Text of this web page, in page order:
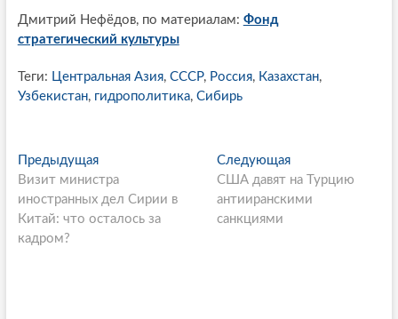
Дмитрий Нефёдов, по материалам: Фонд
стратегический культуры
Теги: Центральная Азия, СССР, Россия, Казахстан,
Узбекистан, гидрополитика, Сибирь
P
o
s
t
ПредыдущаяП
р
е
д
Визит министра
иностранных дел Сирии в
Китай: что осталось за
кадром?
Следующая
л
е
США давят на Турцию
антииранскими
санкциями